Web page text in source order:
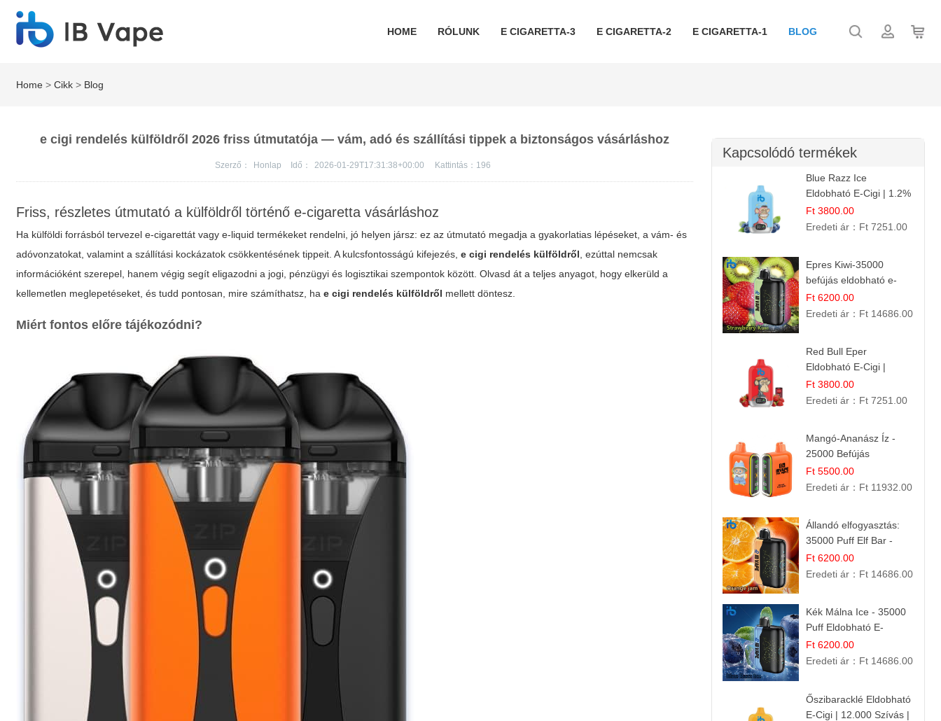
HOME RÓLUNK E CIGARETTA-3 E CIGARETTA-2 E CIGARETTA-1 BLOG
Home >Cikk > Blog
e cigi rendelés külföldről 2026 friss útmutatója — vám, adó és szállítási tippek a biztonságos vásárláshoz
Szerző： Honlap Idő： 2026-01-29T17:31:38+00:00 Kattintás： 196
Friss, részletes útmutató a külföldről történő e-cigaretta vásárláshoz
Ha külföldi forrásból tervezel e-cigarettát vagy e-liquid termékeket rendelni, jó helyen jársz: ez az útmutató megadja a gyakorlatias lépéseket, a vám- és
adóvonzatokat, valamint a szállítási kockázatok csökkentésének tippeit. A kulcsfontosságú kifejezés,e cigi rendelés külföldről , ezúttal nemcsak
információként szerepel, hanem végig segít eligazodni a jogi, pénzügyi és logisztikai szempontok között. Olvasd át a teljes anyagot, hogy elkerüld a
kellemetlen meglepetéseket, és tudd pontosan, mire számíthatsz, hae cigi rendelés külföldről mellett döntesz.
Miért fontos előre tájékozódni?
Kapcsolódó termékek
Blue Razz Ice
Eldobható E-Cigi | 1.2%
Nikotin | Jéghideg
Málna Íz
Ft 3800.00
Eredeti ár： Ft 7251.00
Epres Kiwi-35000
befújás eldobható e-
cigaretta
Ft 6200.00
Eredeti ár： Ft 14686.00
Red Bull Eper
Eldobható E-Cigi |
Energiaital Íz | Készülék
Használat
Ft 3800.00
Eredeti ár： Ft 7251.00
Mangó-Ananász Íz -
25000 Befújás
Eldobható E-ciga |
Trópusi Gyümölcs
Ft 5500.00
Eredeti ár： Ft 11932.00
Állandó elfogyasztás:
35000 Puff Elf Bar -
Narancslekvár íz
Ft 6200.00
Eredeti ár： Ft 14686.00
Kék Málna Ice - 35000
Puff Eldobható E-
cigaretta | Élénkítő
Gyümölcsös
Ft 6200.00
Eredeti ár： Ft 14686.00
Őszibaracklé Eldobható
E-Cigi | 12.000 Szívás |